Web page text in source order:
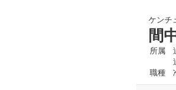
ケン
間
所属
職種